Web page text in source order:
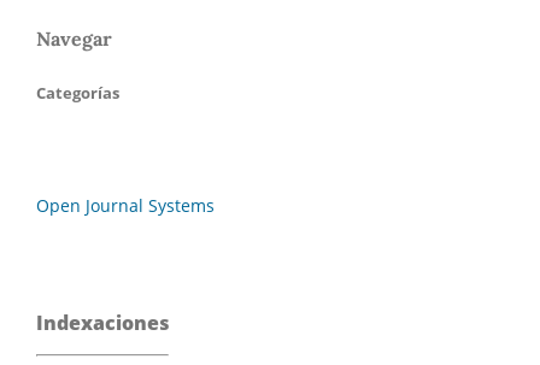
Navegar
Categorías
Open Journal Systems
Indexaciones